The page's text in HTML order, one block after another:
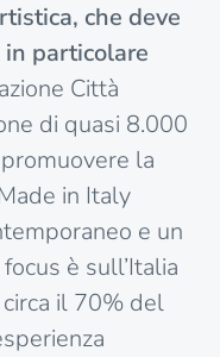
che deve
in particolare
Città
di quasi 8.000
la
in Italy
e un
è sull’Italia
il 70% del